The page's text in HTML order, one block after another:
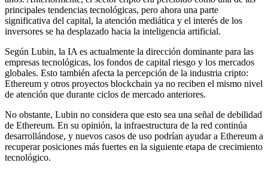
principales tendencias tecnológicas, pero ahora una parte
significativa del capital, la atención mediática y el interés de los
inversores se ha desplazado hacia la inteligencia artificial.
Según Lubin, la IA es actualmente la dirección dominante para las
empresas tecnológicas, los fondos de capital riesgo y los mercados
globales. Esto también afecta la percepción de la industria cripto:
Ethereum y otros proyectos blockchain ya no reciben el mismo nivel
de atención que durante ciclos de mercado anteriores.
No obstante, Lubin no considera que esto sea una señal de debilidad
de Ethereum. En su opinión, la infraestructura de la red continúa
desarrollándose, y nuevos casos de uso podrían ayudar a Ethereum a
recuperar posiciones más fuertes en la siguiente etapa de crecimiento
tecnológico.